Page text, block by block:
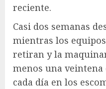
reciente.
Casi dos semanas
mientras los
retiran y la
menos una
cada día en los